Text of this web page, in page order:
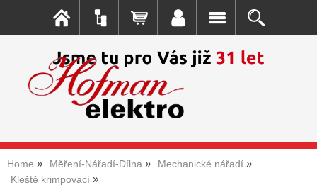
Home Měření-Nářadí-Dílna
Mechanické nářadí
Kleště krimpovací